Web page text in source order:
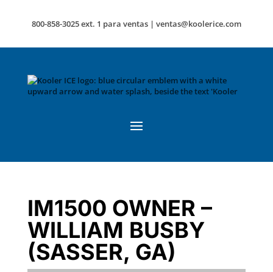
800-858-3025 ext. 1 para ventas | ventas@koolerice.com
IM1500 OWNER –
WILLIAM BUSBY
(SASSER, GA)